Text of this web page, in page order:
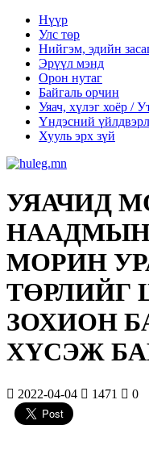
Нүүр
Улс төр
Нийгэм, эдийн
Эрүүл мэнд
Орон нутаг
Байгаль орчин
Уяач, хүлэг хоёр /
Үндэсний
Хууль эрх зүй
УЯАЧИД
МОРИН
ТӨРЛИЙГ
ЗОХИОН
ХҮСЭЖ
2022-04-04 1471 0